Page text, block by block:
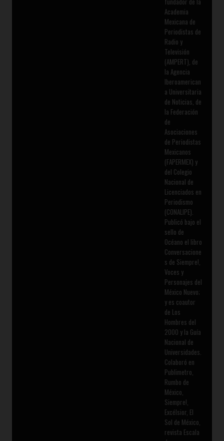
Academia
Mexicana de
Periodistas de
Radio y
Televisión
(AMPERT), de
la Agencia
Iberoamerican
a Universitaria
de Noticias, de
la Federación
de
Asociaciones
de Periodistas
Mexicanos
(FAPERMEX) y
del Colegio
Nacional de
Licenciados en
Periodismo
(CONALIPE).
Publicó bajo el
sello de
Océano el libro
Conversacione
s de Siempre!,
Voces y
Personajes del
México Nuevo;
y es coautor
de Los
Hombres del
2000 y la Guía
Nacional de
Universidades.
Colaboró en
Publimetro,
Rumbo de
México,
Siempre!,
Excélsior, El
Sol de México,
revista Escala